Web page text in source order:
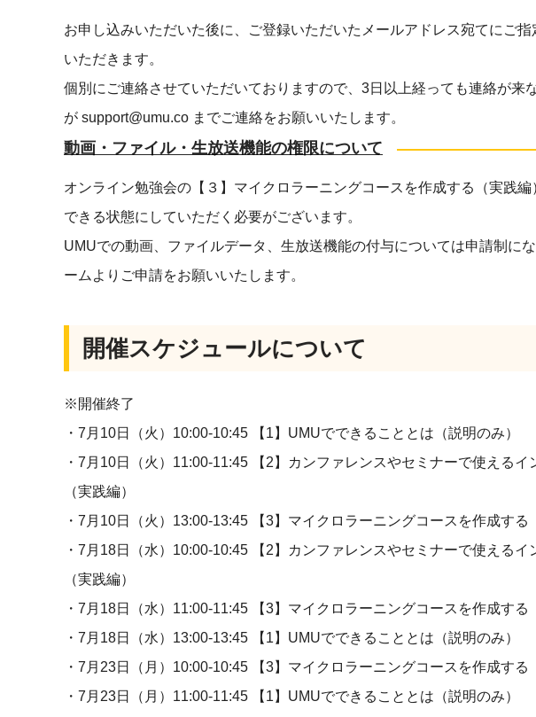
お申し込みいただいた後に、ご登録いただいたメールアドレス宛てにご
いただきます。
個別にご連絡させていただいておりますので、3日以上経っても連絡が来
が support@umu.co までご連絡をお願いいたします。
動画・ファイル・生放送機能の権限について
オンライン勉強会の【３】マイクロラーニングコースを作成する（実践
できる状態にしていただく必要がございます。
UMUでの動画、ファイルデータ、生放送機能の付与については申請制に
ームよりご申請をお願いいたします。
開催スケジュールについて
※開催終了
・7月10日（火）10:00-10:45 【1】UMUでできることとは（説明のみ）
・7月10日（火）11:00-11:45 【2】カンファレンスやセミナーで使える
（実践編）
・7月10日（火）13:00-13:45 【3】マイクロラーニングコースを作成する
・7月18日（水）10:00-10:45 【2】カンファレンスやセミナーで使える
（実践編）
・7月18日（水）11:00-11:45 【3】マイクロラーニングコースを作成する
・7月18日（水）13:00-13:45 【1】UMUでできることとは（説明のみ）
・7月23日（月）10:00-10:45 【3】マイクロラーニングコースを作成する
・7月23日（月）11:00-11:45 【1】UMUでできることとは（説明のみ）